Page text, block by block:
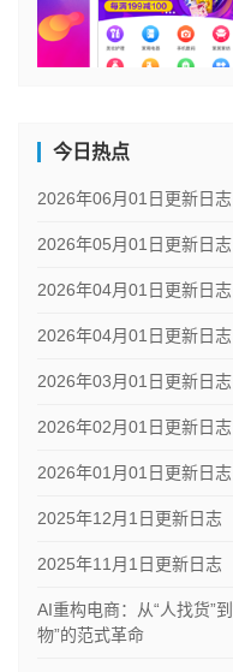
今日热点
2026年06月01日更新日志
2026年05月01日更新日志
2026年04月01日更新日志
2026年04月01日更新日志
2026年03月01日更新日志
2026年02月01日更新日志
2026年01月01日更新日志
2025年12月1日更新日志
2025年11月1日更新日志
AI重构电商：从“人找货”
物”的范式革命